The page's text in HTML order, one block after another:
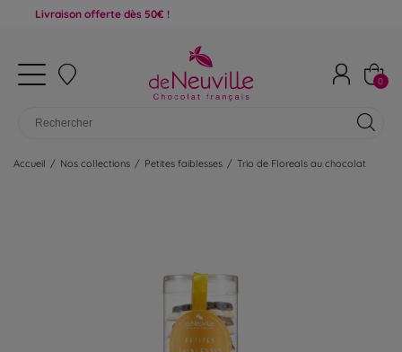
offerte dès 50€ !
0
Accueil / Nos collections / Petites faiblesses / Trio de Floreals au chocolat